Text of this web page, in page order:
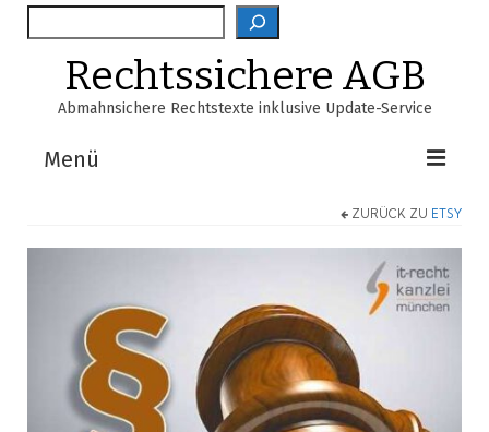
Suche
Rechtssichere AGB
Abmahnsichere Rechtstexte inklusive Update-Service
Menü
EasyScan
Über Uns
ZURÜCK ZU ETSY